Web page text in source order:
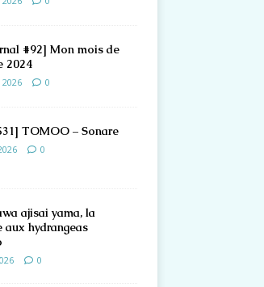
#92] Mon mois de
2024
0
TOMOO – Sonare
0
ajisai yama, la
aux hydrangeas
0